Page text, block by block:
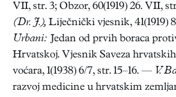
VII, str. 3; Obzor, 60(1919) 26. VII,
(Dr. J.), Liječnički vjesnik, 41(1919)
Urbani: Jedan od prvih boraca
Hrvatskoj. Vjesnik Saveza
voćara, 1(1938) 6/7, str. 15–16. — V.
razvoj medicine u hrvatskim